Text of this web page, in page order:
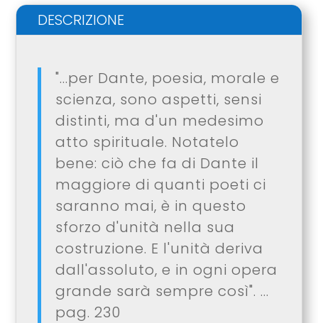
DESCRIZIONE
"...per Dante, poesia, morale e
scienza, sono aspetti, sensi
distinti, ma d'un medesimo
atto spirituale. Notatelo
bene: ciò che fa di Dante il
maggiore di quanti poeti ci
saranno mai, è in questo
sforzo d'unità nella sua
costruzione. E l'unità deriva
dall'assoluto, e in ogni opera
grande sarà sempre così". ...
pag. 230